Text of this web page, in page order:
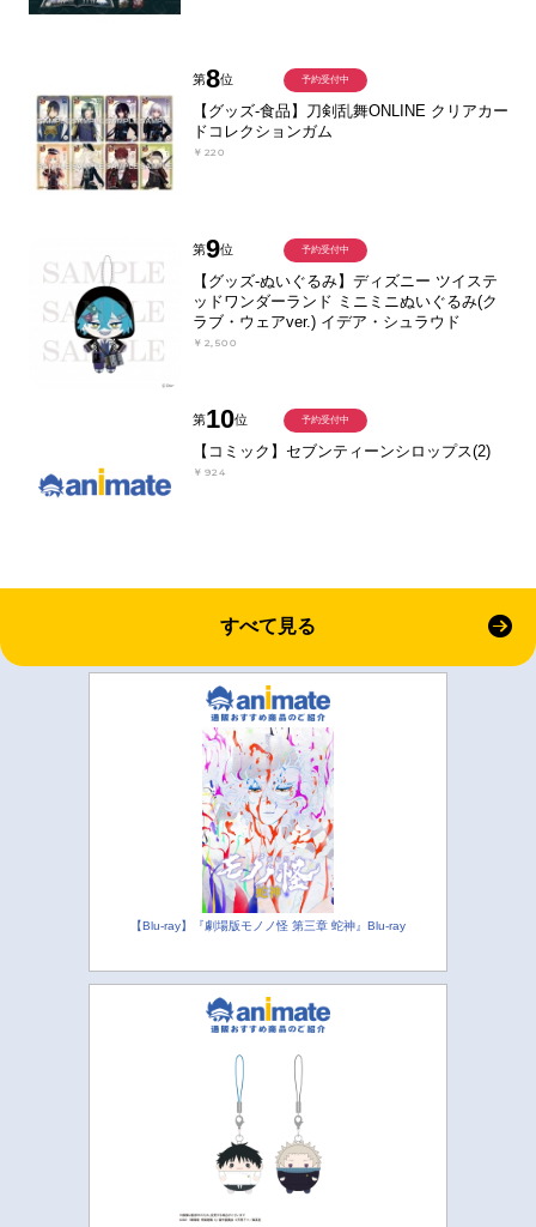
第8位
【グッズ-食品】刀剣乱舞ONLINE クリアカー
ドコレクションガム
￥220
予約受付中
第9位
【グッズ-ぬいぐるみ】ディズニー ツイステ
ッドワンダーランド ミニミニぬいぐるみ(ク
ラブ・ウェアver.) イデア・シュラウド
￥2,500
予約受付中
第10位
【コミック】セブンティーンシロップス(2)
￥924
予約受付中
すべて見る
【Blu-ray】『劇場版モノノ怪 第三章 蛇神』Blu-ray